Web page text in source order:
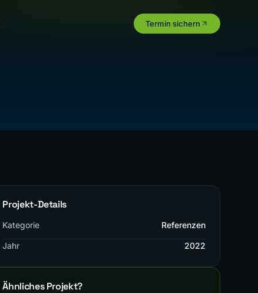
Termin sichern
Projekt-Details
Kategorie Referenzen
Jahr 2022
Ähnliches Projekt?